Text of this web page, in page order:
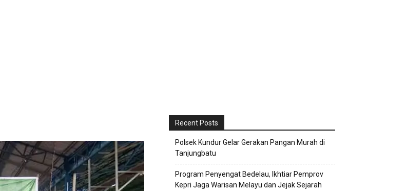
Recent Posts
Polsek Kundur Gelar Gerakan Pangan Murah di
Tanjungbatu
Program Penyengat Bedelau, Ikhtiar Pemprov
Kepri Jaga Warisan Melayu dan Jejak Sejarah